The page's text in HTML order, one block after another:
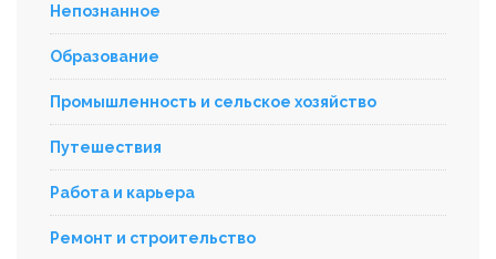
Непознанное
Образование
Промышленность и сельское хозяйство
Путешествия
Работа и карьера
Ремонт и строительство